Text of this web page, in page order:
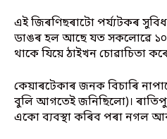
এই জিৰণিছৰাটো পৰ্য্যটকৰ
ডাঙৰ হল আছে যত সকলোৱে ১০০
থাকে যিয়ে ঠাইখন চোৱাচিতা
কেয়াৰটেকাৰ জনক বিচাৰি
বুলি আগতেই জনিছিলো)।
একো ব্যবস্থা কৰিব পৰা নগল